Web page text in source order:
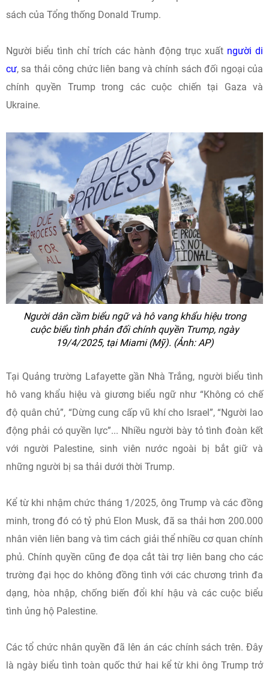
sách của Tổng thống Donald Trump.
Người biểu tình chỉ trích các hành động trục xuất người di
cư, sa thải công chức liên bang và chính sách đối ngoại của
chính quyền Trump trong các cuộc chiến tại Gaza và
Ukraine.
Người dân cầm biểu ngữ và hô vang khẩu hiệu trong
cuộc biểu tình phản đối chính quyền Trump, ngày
19/4/2025, tại Miami (Mỹ). (Ảnh: AP)
Tại Quảng trường Lafayette gần Nhà Trắng, người biểu tình
hô vang khẩu hiệu và giương biểu ngữ như “Không có chế
độ quân chủ”, “Dừng cung cấp vũ khí cho Israel”, “Người lao
động phải có quyền lực”... Nhiều người bày tỏ tình đoàn kết
với người Palestine, sinh viên nước ngoài bị bắt giữ và
những người bị sa thải dưới thời Trump.
Kể từ khi nhậm chức tháng 1/2025, ông Trump và các đồng
minh, trong đó có tỷ phú Elon Musk, đã sa thải hơn 200.000
nhân viên liên bang và tìm cách giải thể nhiều cơ quan chính
phủ. Chính quyền cũng đe dọa cắt tài trợ liên bang cho các
trường đại học do không đồng tình với các chương trình đa
dạng, hòa nhập, chống biến đổi khí hậu và các cuộc biểu
tình ủng hộ Palestine.
Các tổ chức nhân quyền đã lên án các chính sách trên. Đây
là ngày biểu tình toàn quốc thứ hai kể từ khi ông Trump trở